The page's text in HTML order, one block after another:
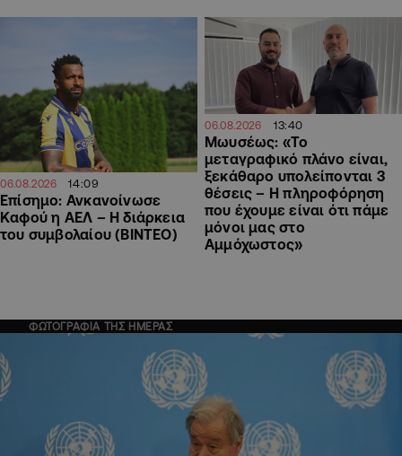
06.08.2026 14:09
Επίσημο: Ανκανοίνωσε
Καφού η ΑΕΛ – Η διάρκεια
του συμβολαίου (ΒΙΝΤΕΟ)
06.08.2026 13:40
Μωυσέως: «Το
μεταγραφικό πλάνο είναι,
ξεκάθαρο υπολείπονται 3
θέσεις – Η πληροφόρηση
που έχουμε είναι ότι πάμε
μόνοι μας στο
Αμμόχωστος»
ΦΩΤΟΓΡΑΦΙΑ ΤΗΣ ΗΜΕΡΑΣ